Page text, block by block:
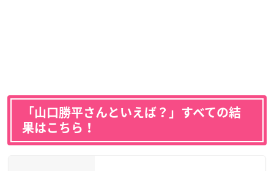
「山口勝平さんといえば？」すべての結
果はこちら！